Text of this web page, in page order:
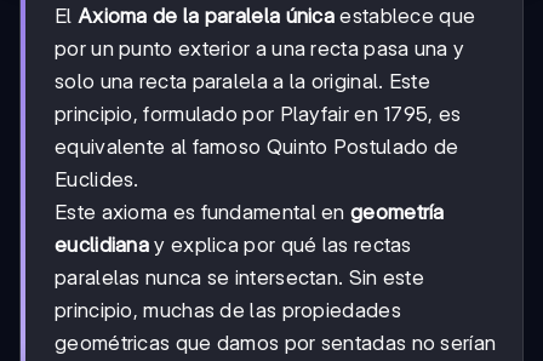
El Axioma de la paralela única establece que
por un punto exterior a una recta pasa una y
solo una recta paralela a la original. Este
principio, formulado por Playfair en 1795, es
equivalente al famoso Quinto Postulado de
Euclides.
Este axioma es fundamental en geometría
euclidiana y explica por qué las rectas
paralelas nunca se intersectan. Sin este
principio, muchas de las propiedades
geométricas que damos por sentadas no serían